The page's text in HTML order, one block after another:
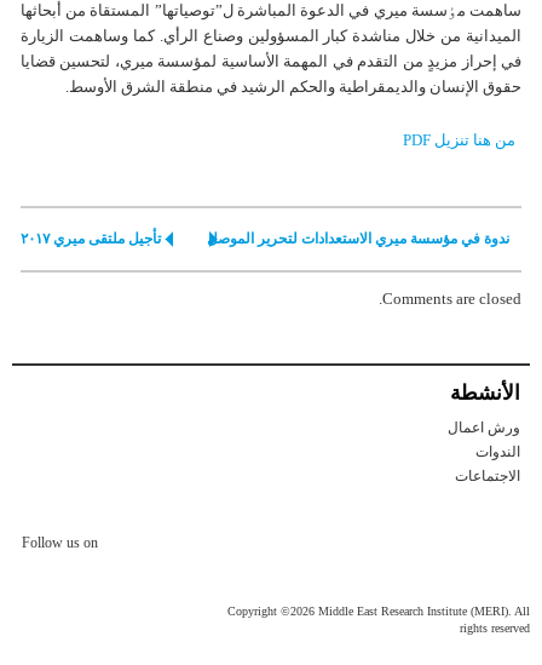
ساهمت مٶسسة ميري في الدعوة المباشرة ل”توصياتها” المستقاة من أبحاثها
الميدانية من خلال مناشدة كبار المسؤولين وصناع الرأي. كما وساهمت الزيارة
في إحراز مزيدٍ من التقدم في المهمة الأساسية لمؤسسة ميري، لتحسين قضايا
حقوق الإنسان والديمقراطية والحكم الرشيد في منطقة الشرق الأوسط.
من هنا تنزيل PDF
ندوة في مؤسسة ميري الاستعدادات لتحرير الموصل تأجيل ملتقی ميري ٢٠١٧
Comments are closed.
الأنشطة
ورش اعمال
الندوات
الاجتماعات
Follow us on
Copyright ©2026 Middle East Research Institute (MERI). All
rights reserved